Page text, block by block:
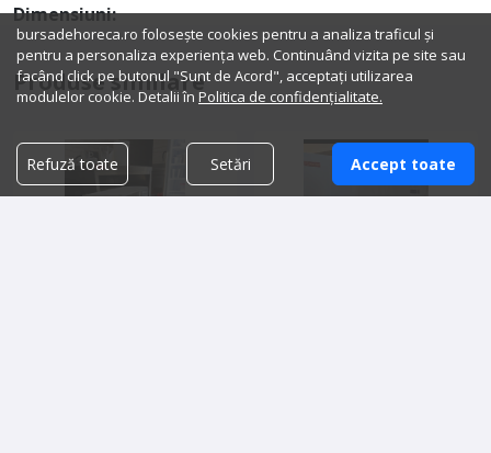
Dimensiuni:
Produse similare
bursadehoreca.ro folosește cookies pentru a analiza traficul și
pentru a personaliza experiența web. Continuând vizita pe site sau
facând click pe butonul "Sunt de Acord", acceptați utilizarea
modulelor cookie. Detalii în Politica de confidențialitate.
Refuză toate Setări Accept toate